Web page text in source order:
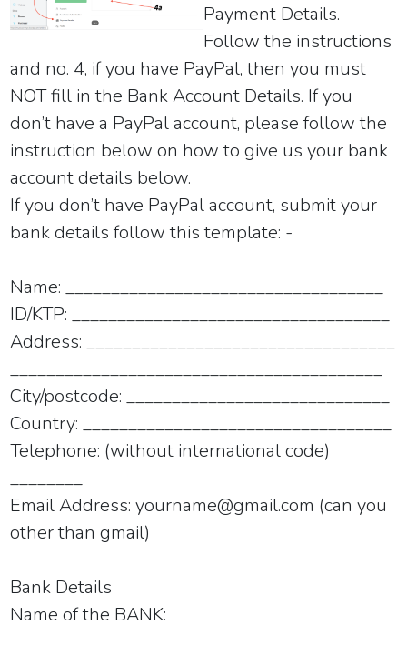
Payment Details.
Follow the instructions
and no. 4, if you have PayPal, then you must
NOT fill in the Bank Account Details. If you
don’t have a PayPal account, please follow the
instruction below on how to give us your bank
account details below.
If you don’t have PayPal account, submit your
bank details follow this template: -
Name: ___________________________________
ID/KTP: ___________________________________
Address: __________________________________
_________________________________________
City/postcode: _____________________________
Country: __________________________________
Telephone: (without international code)
________
Email Address: yourname@gmail.com (can you
other than gmail)
Bank Details
Name of the BANK: